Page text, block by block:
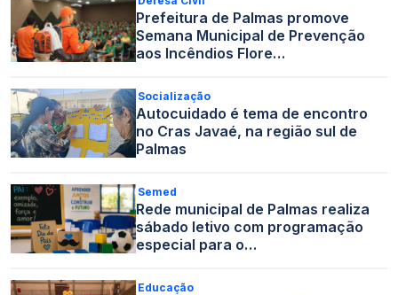
Prefeitura de Palmas promove
Semana Municipal de Prevenção
aos Incêndios Flore…
Socialização
Autocuidado é tema de encontro
no Cras Javaé, na região sul de
Palmas
Semed
Rede municipal de Palmas realiza
sábado letivo com programação
especial para o…
Educação